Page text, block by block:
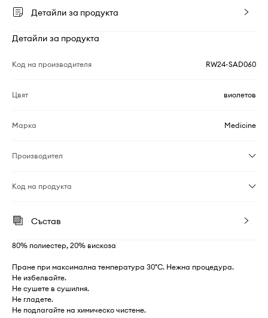
Детайли за продукта
Детайли за продукта
Код на производителя RW24-SAD060
Цвят виолетов
Марка Medicine
Производител
Код на продукта
Състав
80% полиестер, 20% вискоза
Пране при максимална температура 30°C. Нежна процедура.
Не избелвайте.
Не сушете в сушилня.
Не гладете.
Не подлагайте на химическо чистене.